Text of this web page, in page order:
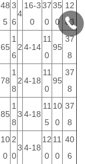
48
5
3
6
4
16-3
0
37
0
35
0
12
83
65
1
6
2 4-14
11
0
95
37
8
78
1
8
2 4-18
11
0
95
37
8
85
1
8
3 4-18
11
5
10
0
37
8
10
0
2
0
3 4-18
12
0
11
0
40
6